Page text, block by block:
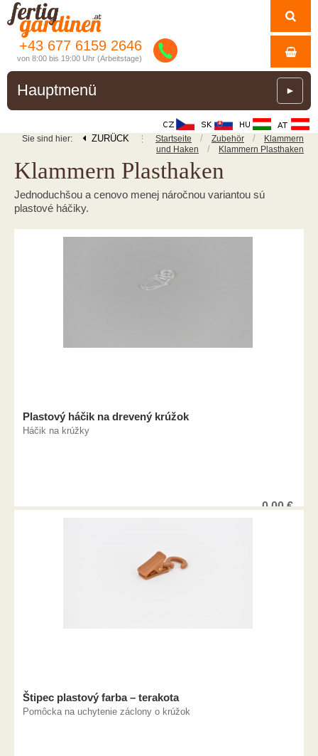
+43 677 6159 2646
von 8:00 bis 19:00 Uhr (Arbeitstage)
Hauptmenü ►
Sie sind hier: ZURÜCK ⋮ Startseite / Zubehör /
Klammern
und Haken
/ Klammern Plasthaken
Klammern Plasthaken
Jednoduchšou a cenovo menej náročnou variantou sú
plastové háčiky.
Plastový háčik na drevený krúžok
Háčik na krúžky
0,00€
Štipec plastový farba – terakota
Pomôcka na uchytenie záclony o krúžok